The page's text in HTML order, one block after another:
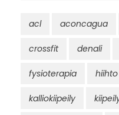
acl aconcagua
crossfit denali
fysioterapia hiihto
kalliokiipeily